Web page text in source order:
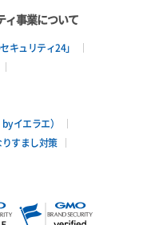
ィ事業について
キュリティ24」
イエラエ）
りすまし対策